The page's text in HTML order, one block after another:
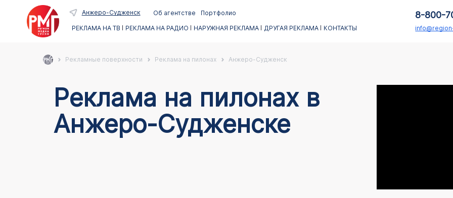
Анжеро-Судженск Об агентстве
Портфолио
РЕКЛАМА НА ТВ
РЕКЛАМА НА РАДИО НАРУЖНАЯ РЕКЛАМА ДРУГАЯ РЕКЛАМА КОНТАКТЫ
8-800-
Рекламные поверхности Реклама на пилонах Анжеро-Судженск
Реклама на пилонах в
Анжеро-Судженске